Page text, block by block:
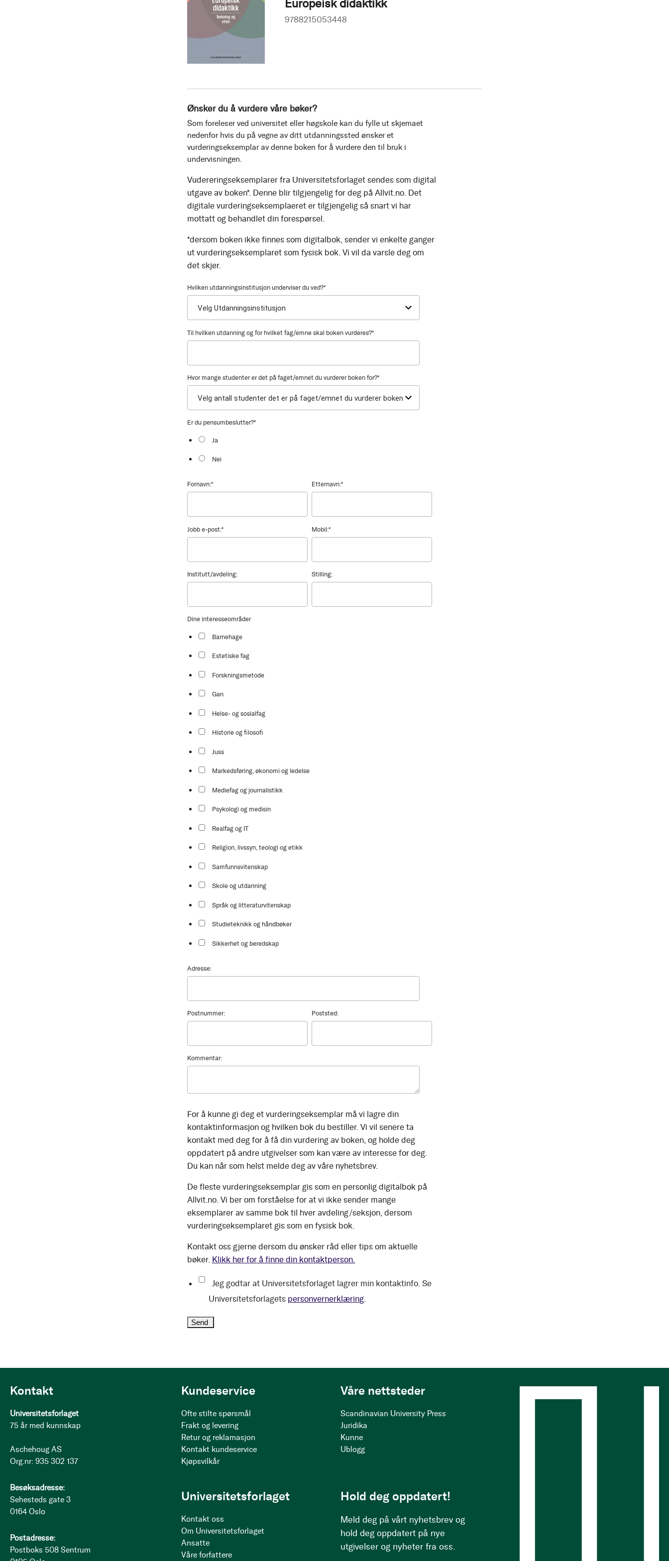
Europeisk didaktikk
9788215053448
Ønsker du å vurdere våre bøker?
Som foreleser ved universitet eller høgskole kan du fylle ut skjemaet
nedenfor hvis du på vegne av ditt utdanningssted ønsker et
vurderingseksemplar av denne boken for å vurdere den til bruk i
undervisningen.
Vudereringseksemplarer fra Universitetsforlaget sendes som digital
utgave av boken*. Denne blir tilgjengelig for deg på Allvit.no. Det
digitale vurderingseksemplaeret er tilgjengelig så snart vi har
mottatt og behandlet din forespørsel.
*dersom boken ikke finnes som digitalbok, sender vi enkelte ganger
ut vurderingseksemplaret som fysisk bok. Vi vil da varsle deg om
det skjer.
Hvilken utdanningsinstitusjon underviser du ved?*
Til hvilken utdanning og for hvilket fag/emne skal boken vurderes?*
Hvor mange studenter er det på faget/emnet du vurderer boken for?*
Er du pensumbeslutter?*
Ja
Nei
Fornavn:* Etternavn:*
Jobb e-post:* Mobil:*
Institutt/avdeling: Stilling:
Dine interesseområder
Barnehage
Estetiske fag
Forskningsmetode
Gan
Helse- og sosialfag
Historie og filosofi
Juss
Markedsføring, økonomi og ledelse
Mediefag og journalistikk
Psykologi og medisin
Realfag og IT
Religion, livssyn, teologi og etikk
Samfunnsvitenskap
Skole og utdanning
Språk og litteraturvitenskap
Studieteknikk og håndbøker
Sikkerhet og beredskap
Adresse:
Postnummer: Poststed:
Kommentar:
For å kunne gi deg et vurderingseksemplar må vi lagre din
kontaktinformasjon og hvilken bok du bestiller. Vi vil senere ta
kontakt med deg for å få din vurdering av boken, og holde deg
oppdatert på andre utgivelser som kan være av interesse for deg.
Du kan når som helst melde deg av våre nyhetsbrev.
De fleste vurderingseksemplar gis som en personlig digitalbok på
Allvit.no. Vi ber om forståelse for at vi ikke sender mange
eksemplarer av samme bok til hver avdeling/seksjon, dersom
vurderingseksemplaret gis som en fysisk bok.
Kontakt oss gjerne dersom du ønsker råd eller tips om aktuelle
bøker. Klikk her for å finne din kontaktperson.
Jeg godtar at Universitetsforlaget lagrer min kontaktinfo. Se
Universitetsforlagets personvernerklæring
Kontakt
Universitetsforlaget
75 år med kunnskap
Aschehoug AS
Org.nr: 935 302 137
Besøksadresse:
Sehesteds gate 3
0164 Oslo
Postadresse:
Postboks 508 Sentrum
Kundeservice
Ofte stilte spørsmål
Frakt og levering
Retur og reklamasjon
Kontakt kundeservice
Kjøpsvilkår
Våre nettsteder
Scandinavian University Press
Juridika
Kunne
Ublogg
Universitetsforlaget
Kontakt oss
Om Universitetsforlaget
Ansatte
Våre forfattere
Hold deg oppdatert!
Meld deg på vårt nyhetsbrev og
hold deg oppdatert på nye
utgivelser og nyheter fra oss.